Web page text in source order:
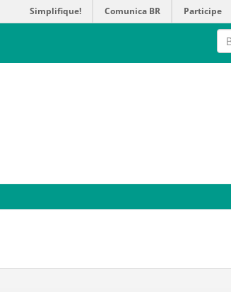
Simplifique! Comunica BR Participe